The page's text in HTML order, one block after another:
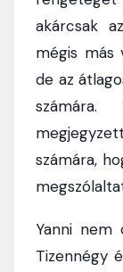
akárcsak
mégis más
de az
számára,
Yanni nem
Tizennégy